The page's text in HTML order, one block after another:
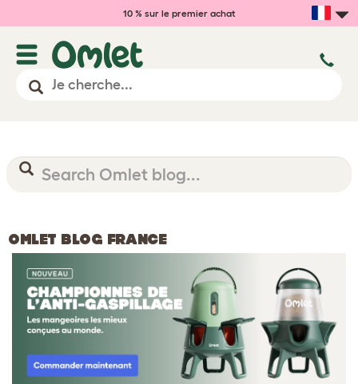
10 % sur le premier achat
OMLET BLOG FRANCE